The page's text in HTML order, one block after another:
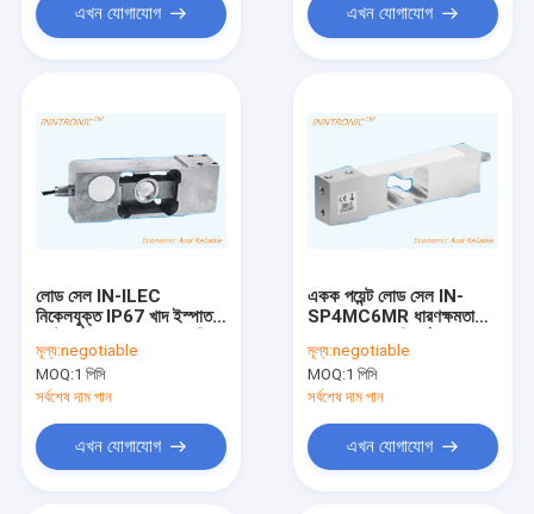
এখন যোগাযোগ এখন যোগাযোগ
লোড সেল IN-ILEC
নিকেলযুক্ত IP67 খাদ ইস্পাত
সেন্সর 1000kg
2.0±0.2mv/v
মূল্য:negotiable
MOQ:1 পিসি
সর্বশেষ দাম পান
এখন যোগাযোগ
একক পয়েন্ট লোড সেল IN-
SP4MC6MR ধারণক্ষমতা
ওজনের জন্য অ্যালুমিনিয়াম ওজন
শক্তি সেন্সর IP67 2mv/v
মূল্য:negotiable
MOQ:1 পিসি
সর্বশেষ দাম পান
এখন যোগাযোগ